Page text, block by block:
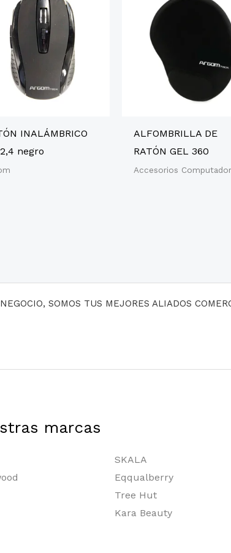
INALÁMBRICO
negro
ALFOMBRILLA DE
RATÓN GEL 360
Accesorios
SOMOS TUS MEJORES ALIADOS
marcas
SKALA
Eqqualberry
Tree Hut
Kara Beauty